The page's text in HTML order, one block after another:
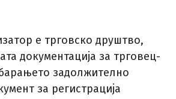
е трговско друштво,
документација за трговец-
задолжително
за регистрација